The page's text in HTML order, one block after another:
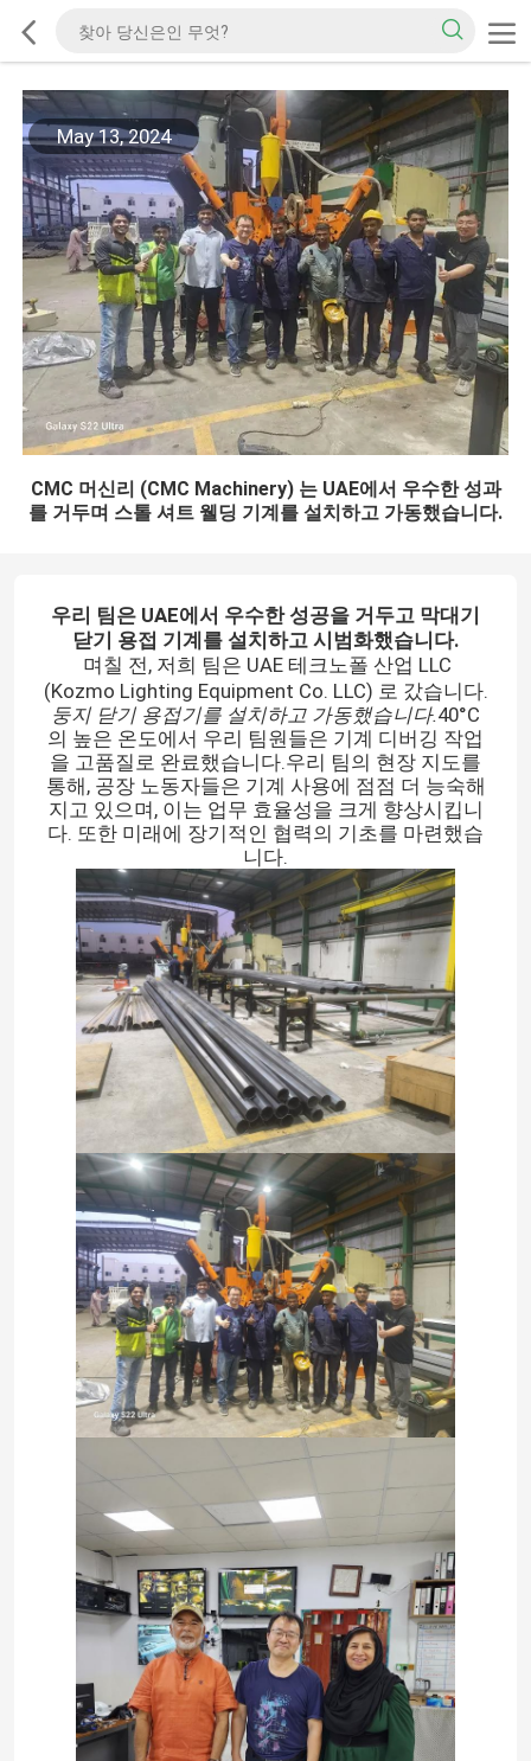
May 13, 2024
CMC 머신리 (CMC Machinery) 는 UAE에서 우수한 성과
를 거두며 스톨 셔트 웰딩 기계를 설치하고 가동했습니다.
우리 팀은 UAE에서 우수한 성공을 거두고 막대기
닫기 용접 기계를 설치하고 시범화했습니다.
며칠 전, 저희 팀은 UAE 테크노폴 산업 LLC
(Kozmo Lighting Equipment Co. LLC) 로 갔습니다.
둥지 닫기 용접기를 설치하고 가동했습니다.40°C
의 높은 온도에서 우리 팀원들은 기계 디버깅 작업
을 고품질로 완료했습니다.우리 팀의 현장 지도를
통해, 공장 노동자들은 기계 사용에 점점 더 능숙해
지고 있으며, 이는 업무 효율성을 크게 향상시킵니
다. 또한 미래에 장기적인 협력의 기초를 마련했습
니다.